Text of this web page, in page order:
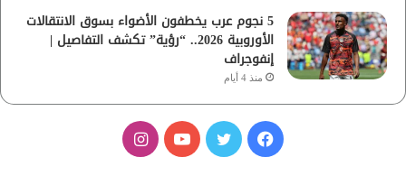
5 نجوم عرب يخطفون الأضواء بسوق الانتقالات
الأوروبية 2026.. “رؤية” تكشف التفاصيل |
إنفوجراف
منذ 4 أيام